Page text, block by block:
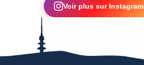
Voir plus sur Instagram